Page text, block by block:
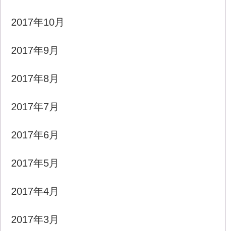
2017年10月
2017年9月
2017年8月
2017年7月
2017年6月
2017年5月
2017年4月
2017年3月